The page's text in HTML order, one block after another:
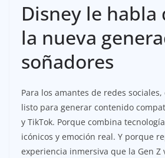
Disney le habla
la nueva
soñadores
Para los amantes de redes
listo para generar contenido
y TikTok. Porque combina
icónicos y emoción real. Y porque
experiencia inmersiva que la Gen Z